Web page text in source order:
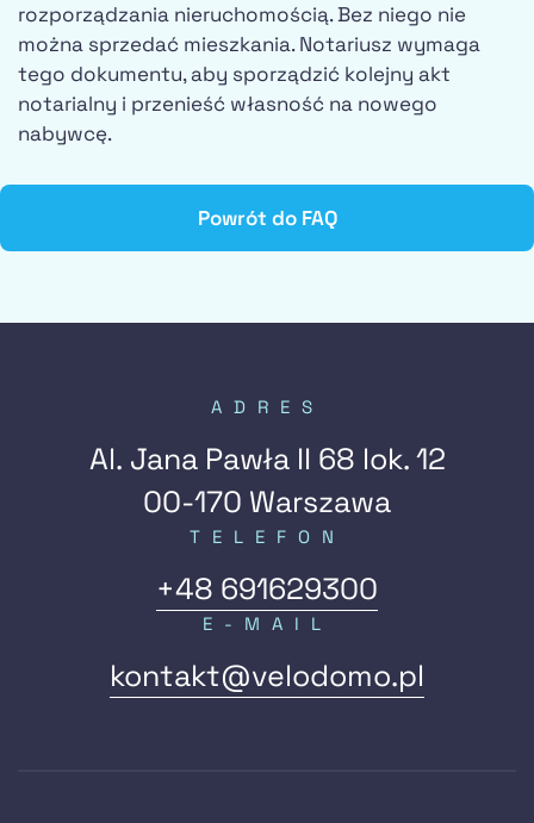
rozporządzania nieruchomością. Bez niego nie
można sprzedać mieszkania. Notariusz wymaga
tego dokumentu, aby sporządzić kolejny akt
notarialny i przenieść własność na nowego
nabywcę.
Powrót do FAQ
ADRES
Al. Jana Pawła II 68 lok. 12
00-170 Warszawa
TELEFON
+48 691629300
E-MAIL
kontakt@velodomo.pl